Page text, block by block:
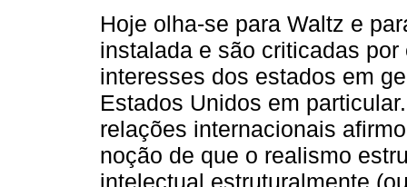
Hoje olha-se para Waltz e
instalada e são criticadas
interesses dos estados em
Estados Unidos em
relações internacionais
noção de que o realismo